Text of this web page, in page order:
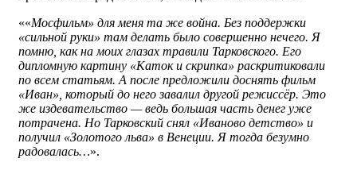
««Мосфильм» для меня та же война. Без поддержки
«сильной руки» там делать было совершенно нечего. Я
помню, как на моих глазах травили Тарковского. Его
дипломную картину «Каток и скрипка» раскритиковали
по всем статьям. А после предложили доснять фильм
«Иван», который до него завалил другой режиссёр. Это
же издевательство — ведь большая часть денег уже
потрачена. Но Тарковский снял «Иваново детство» и
получил «Золотого льва» в Венеции. Я тогда безумно
радовалась…».